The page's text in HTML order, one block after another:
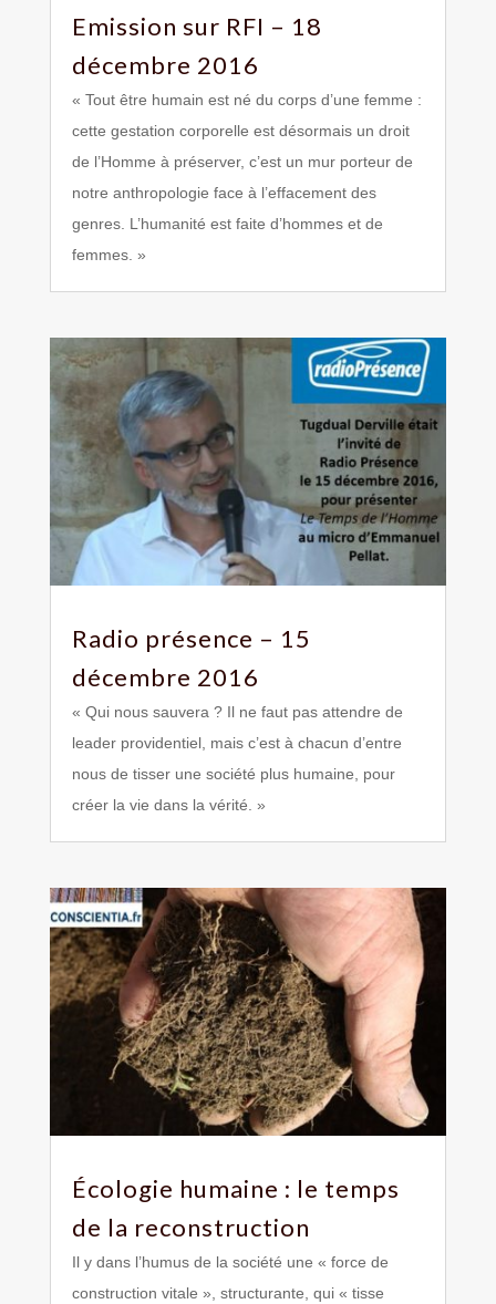
Emission sur RFI – 18
décembre 2016
« Tout être humain est né du corps d’une femme :
cette gestation corporelle est désormais un droit
de l’Homme à préserver, c’est un mur porteur de
notre anthropologie face à l’effacement des
genres. L’humanité est faite d’hommes et de
femmes. »
Radio présence – 15
décembre 2016
« Qui nous sauvera ? Il ne faut pas attendre de
leader providentiel, mais c’est à chacun d’entre
nous de tisser une société plus humaine, pour
créer la vie dans la vérité. »
Écologie humaine : le temps
de la reconstruction
Il y dans l’humus de la société une « force de
construction vitale », structurante, qui « tisse